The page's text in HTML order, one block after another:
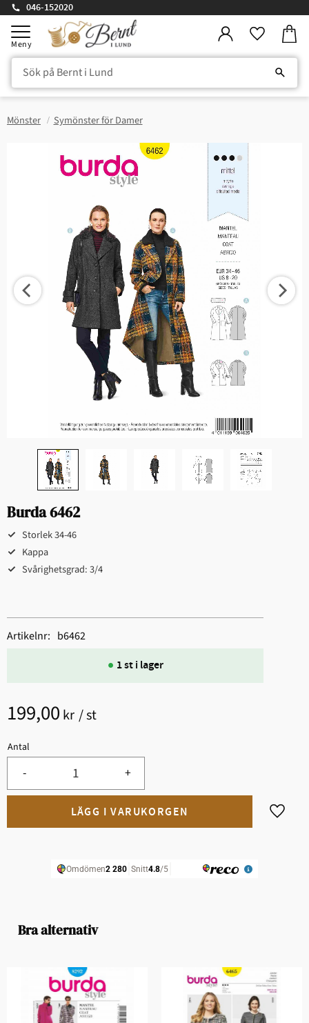
Meny
046-152020
Mönster Symönster för Damer
Burda 6462
Storlek 34-46
Kappa
Svårighetsgrad: 3/4
199,00 kr /st
Antal
+
-
Lägg
1 st i lager
Artikelnr b6462
Bra alternativ